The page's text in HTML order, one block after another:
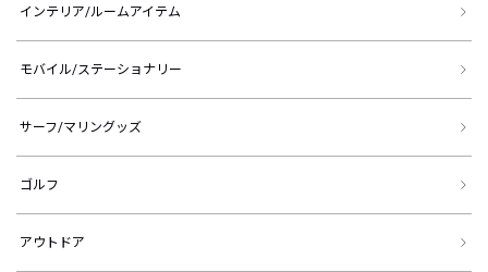
インテリア/ルームアイテム
モバイル/ステーショナリー
サーフ/マリングッズ
ゴルフ
アウトドア